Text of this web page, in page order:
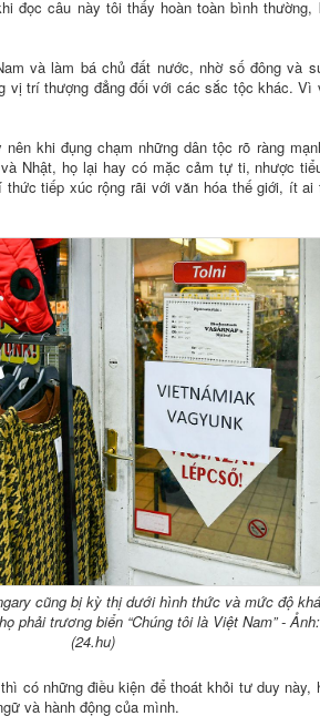
đọc câu này tôi thấy hoàn toàn bình
và làm bá chủ đất nước, nhờ số đông và
vị trí thượng đẳng đối với các sắc tộc khác. Vì
khi đụng chạm những dân tộc rõ ràng
Nhật, họ lại hay có mặc cảm tự ti, nhược
tiếp xúc rộng rãi với văn hóa thế giới, ít ai
cũng bị kỳ thị dưới hình thức và mức độ
phải trương biển “Chúng tôi là Việt Nam” -
(24.hu)
có những điều kiện để thoát khỏi tư duy này,
và hành động của mình.